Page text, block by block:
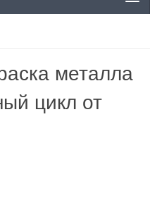
металла
цикл от